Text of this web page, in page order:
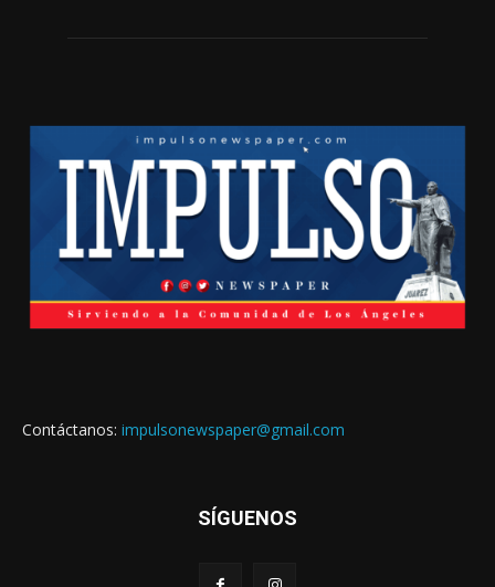
Contáctanos: impulsonewspaper@gmail.com
SÍGUENOS